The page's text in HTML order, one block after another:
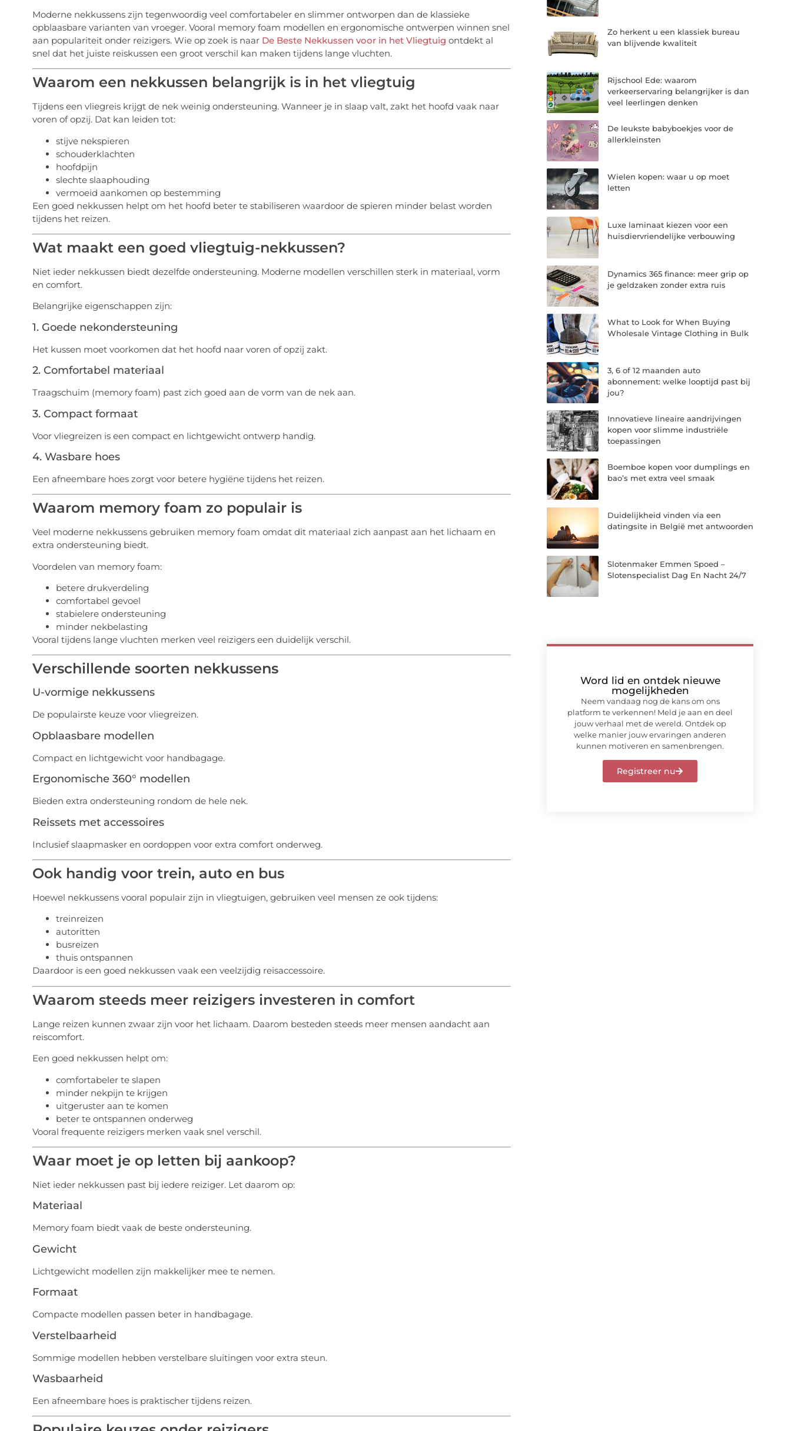
Moderne nekkussens zijn tegenwoordig veel comfortabeler en slimmer ontworpen dan de klassieke
opblaasbare varianten van vroeger. Vooral memory foam modellen en ergonomische ontwerpen winnen snel
aan populariteit onder reizigers. Wie op zoek is naar De Beste Nekkussen voor in het Vliegtuig ontdekt al
snel dat het juiste reiskussen een groot verschil kan maken tijdens lange vluchten.
Waarom een nekkussen belangrijk is in het vliegtuig
Tijdens een vliegreis krijgt de nek weinig ondersteuning. Wanneer je in slaap valt, zakt het hoofd vaak naar
voren of opzij. Dat kan leiden tot:
stijve nekspieren
schouderklachten
hoofdpijn
slechte slaaphouding
vermoeid aankomen op bestemming
Een goed nekkussen helpt om het hoofd beter te stabiliseren waardoor de spieren minder belast worden
tijdens het reizen.
Wat maakt een goed vliegtuig-nekkussen?
Niet ieder nekkussen biedt dezelfde ondersteuning. Moderne modellen verschillen sterk in materiaal, vorm
en comfort.
Belangrijke eigenschappen zijn:
1. Goede nekondersteuning
Het kussen moet voorkomen dat het hoofd naar voren of opzij zakt.
2. Comfortabel materiaal
Traagschuim (memory foam) past zich goed aan de vorm van de nek aan.
3. Compact formaat
Voor vliegreizen is een compact en lichtgewicht ontwerp handig.
4. Wasbare hoes
Een afneembare hoes zorgt voor betere hygiëne tijdens het reizen.
Waarom memory foam zo populair is
Veel moderne nekkussens gebruiken memory foam omdat dit materiaal zich aanpast aan het lichaam en
extra ondersteuning biedt.
Voordelen van memory foam:
betere drukverdeling
comfortabel gevoel
stabielere ondersteuning
minder nekbelasting
Vooral tijdens lange vluchten merken veel reizigers een duidelijk verschil.
Verschillende soorten nekkussens
U-vormige nekkussens
De populairste keuze voor vliegreizen.
Opblaasbare modellen
Compact en lichtgewicht voor handbagage.
Ergonomische 360° modellen
Bieden extra ondersteuning rondom de hele nek.
Reissets met accessoires
Inclusief slaapmasker en oordoppen voor extra comfort onderweg.
Ook handig voor trein, auto en bus
Hoewel nekkussens vooral populair zijn in vliegtuigen, gebruiken veel mensen ze ook tijdens:
treinreizen
autoritten
busreizen
thuis ontspannen
Daardoor is een goed nekkussen vaak een veelzijdig reisaccessoire.
Waarom steeds meer reizigers investeren in comfort
Lange reizen kunnen zwaar zijn voor het lichaam. Daarom besteden steeds meer mensen aandacht aan
reiscomfort.
Een goed nekkussen helpt om:
comfortabeler te slapen
minder nekpijn te krijgen
uitgeruster aan te komen
beter te ontspannen onderweg
Vooral frequente reizigers merken vaak snel verschil.
Waar moet je op letten bij aankoop?
Niet ieder nekkussen past bij iedere reiziger. Let daarom op:
Materiaal
Memory foam biedt vaak de beste ondersteuning.
Gewicht
Lichtgewicht modellen zijn makkelijker mee te nemen.
Formaat
Compacte modellen passen beter in handbagage.
Verstelbaarheid
Sommige modellen hebben verstelbare sluitingen voor extra steun.
Wasbaarheid
Een afneembare hoes is praktischer tijdens reizen.
Zo herkent u een klassiek bureau
van blijvende kwaliteit
Rijschool Ede: waarom
verkeerservaring belangrijker is dan
veel leerlingen denken
De leukste babyboekjes voor de
allerkleinsten
Wielen kopen: waar u op moet
letten
Luxe laminaat kiezen voor een
huisdiervriendelijke verbouwing
Dynamics 365 finance: meer grip op
je geldzaken zonder extra ruis
What to Look for When Buying
Wholesale Vintage Clothing in Bulk
3, 6 of 12 maanden auto
abonnement: welke looptijd past bij
jou?
Innovatieve lineaire aandrijvingen
kopen voor slimme industriële
toepassingen
Boemboe kopen voor dumplings en
bao’s met extra veel smaak
Duidelijkheid vinden via een
datingsite in België met antwoorden
Slotenmaker Emmen Spoed –
Slotenspecialist Dag En Nacht 24/7
Word lid en ontdek nieuwe
mogelijkheden
Neem vandaag nog de kans om ons
platform te verkennen! Meld je aan en deel
jouw verhaal met de wereld. Ontdek op
welke manier jouw ervaringen anderen
kunnen motiveren en samenbrengen.
Registreer nu